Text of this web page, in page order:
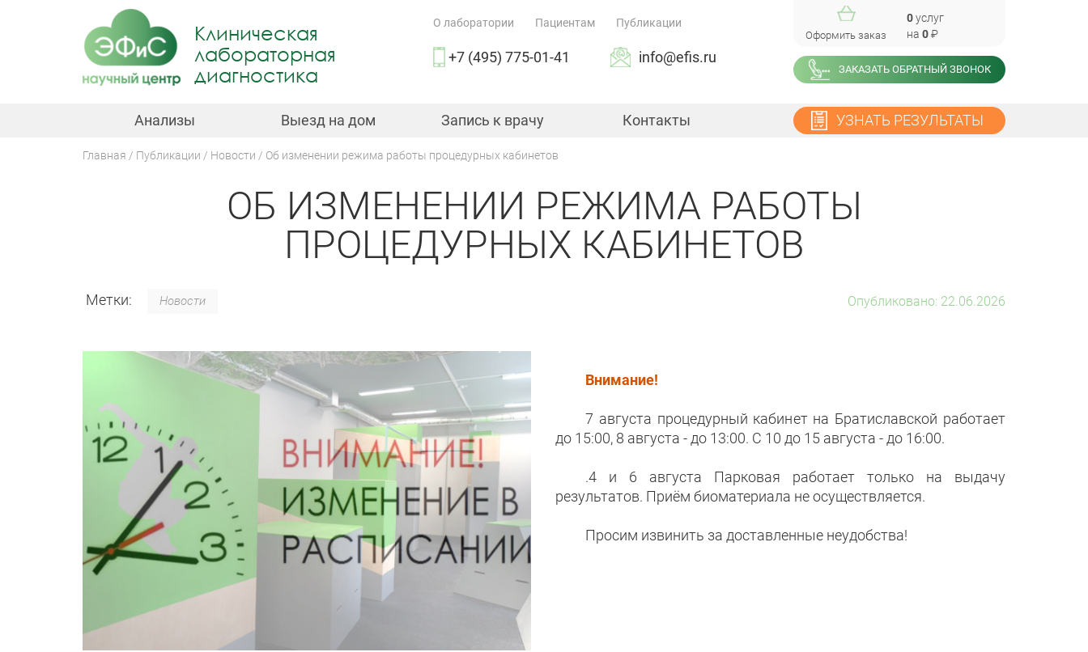
Клиническая
лабораторная
диагностика
О лаборатории Пациентам Публикации
+7 (495) 775-01-41 info@efis.ru
Оформить заказ
0услуг
на 0₽
ЗАКАЗАТЬ ОБРАТНЫЙ ЗВОНОК
Анализы Выезд на дом Запись к врачу Контакты УЗНАТЬ РЕЗУЛЬТАТЫ
Главная Публикации Новости Об изменении режима работы процедурных кабинетов
ОБ ИЗМЕНЕНИИ РЕЖИМА РАБОТЫ
ПРОЦЕДУРНЫХ КАБИНЕТОВ
Метки: Новости Опубликовано: 22.06.2026
Внимание!
7 августа процедурный кабинет на Братиславской работает
до 15:00, 8 августа - до 13:00. С 10 до 15 августа - до 16:00.
.4 и 6 августа Парковая работает только на выдачу
результатов. Приём биоматериала не осуществляется.
Просим извинить за доставленные неудобства!